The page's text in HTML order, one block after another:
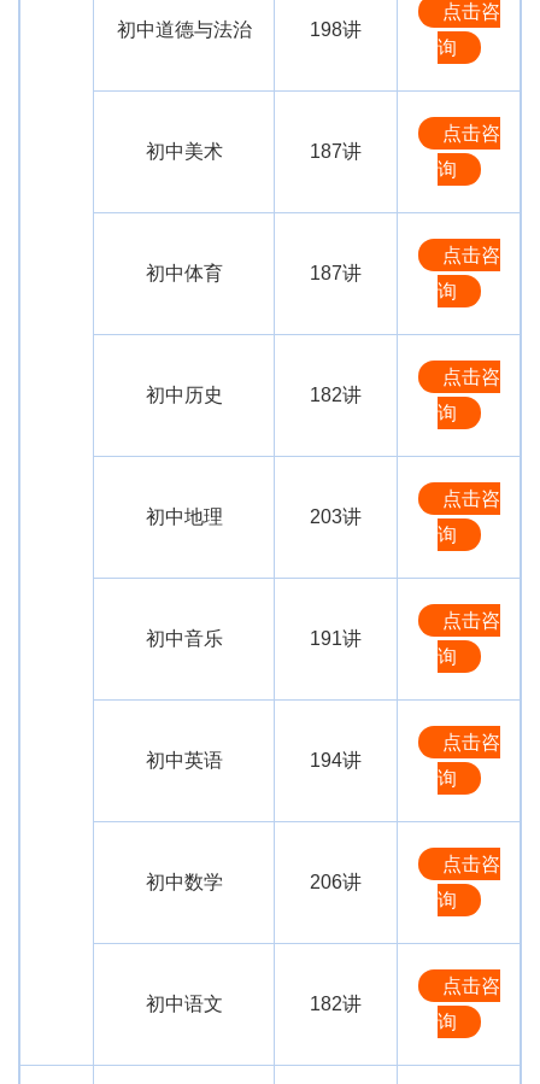
初中道德与法治 198讲
点击咨
询
初中美术 187讲
点击咨
询
初中体育 187讲
点击咨
询
初中历史 182讲
点击咨
询
初中地理 203讲
点击咨
询
初中音乐 191讲
点击咨
询
初中英语 194讲
点击咨
询
初中数学 206讲
点击咨
询
初中语文 182讲
点击咨
询